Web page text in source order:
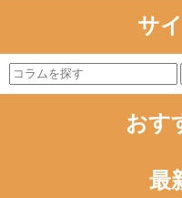
サ
おす
最